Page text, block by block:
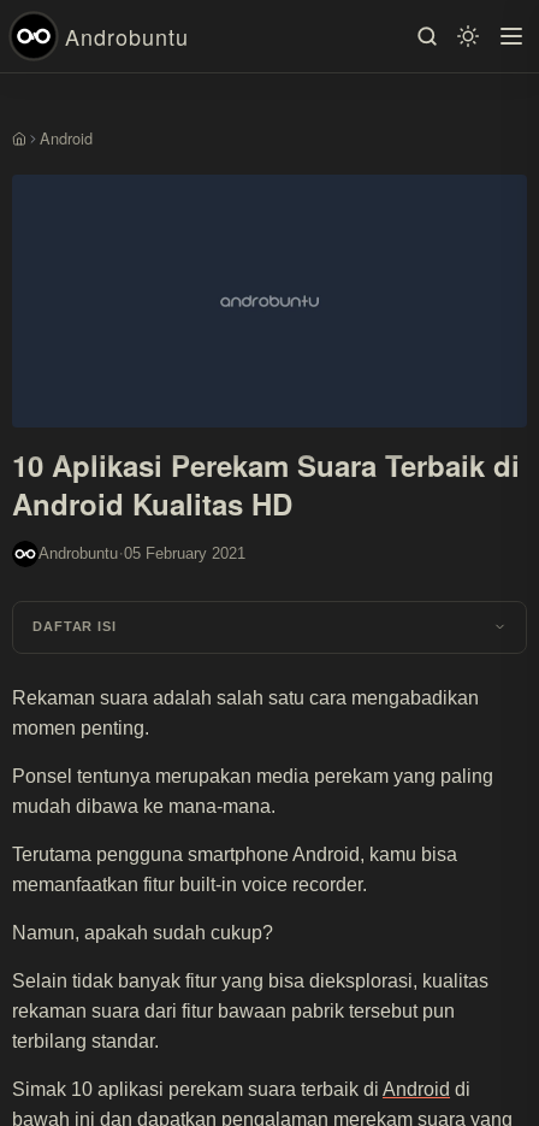
Androbuntu
BerandaAndroid
10 Aplikasi Perekam Suara Terbaik di
Android Kualitas HD
Androbuntu·05 February 2021
DAFTAR ISI
Rekaman suara adalah salah satu cara mengabadikan
momen penting.
Ponsel tentunya merupakan media perekam yang paling
mudah dibawa ke mana-mana.
Terutama pengguna smartphone Android, kamu bisa
memanfaatkan fitur built-in voice recorder.
Namun, apakah sudah cukup?
Selain tidak banyak fitur yang bisa dieksplorasi, kualitas
rekaman suara dari fitur bawaan pabrik tersebut pun
terbilang standar.
Simak 10 aplikasi perekam suara terbaik di Android di
bawah ini dan dapatkan pengalaman merekam suara yang